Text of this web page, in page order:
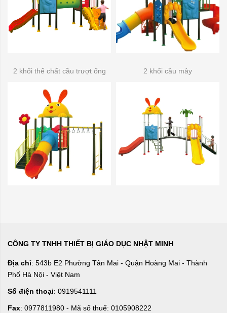
2 khối thể chất cầu trượt ống 2 khối cầu mây
CÔNG TY TNHH THIẾT BỊ GIÁO DỤC NHẬT MINH
Địa chỉ: 543b E2 Phường Tân Mai - Quận Hoàng Mai - Thành
Phố Hà Nội - Việt Nam
Số điện thoại: 0919541111
Fax: 0977811980 - Mã số thuế: 0105908222